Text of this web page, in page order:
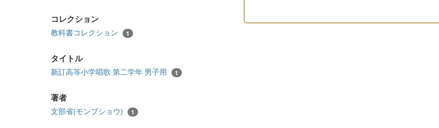
コレクション
教科書コレクション 1
タイトル
新訂高等小学唱歌 第二学年 男子用 1
著者
文部省(モンブショウ) 1